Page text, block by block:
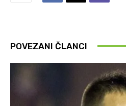
POVEZANI ČLANCI